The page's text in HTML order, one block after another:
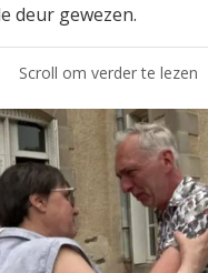
deur gewezen.
Scroll om verder te lezen